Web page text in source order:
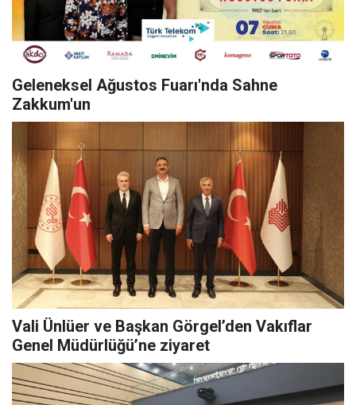
Geleneksel Ağustos Fuarı'nda Sahne
Zakkum'un
Vali Ünlüer ve Başkan Görgel’den Vakıflar
Genel Müdürlüğü’ne ziyaret